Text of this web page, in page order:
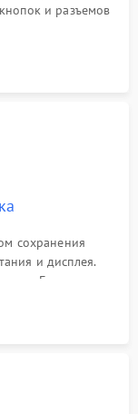
и разъемов
на экран,
системных
сохранения
и дисплея.
Бережная